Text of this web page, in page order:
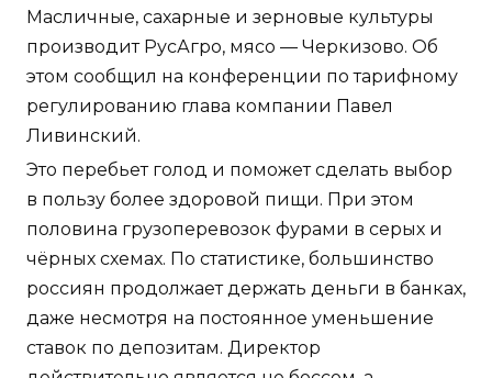
Масличные, сахарные и зерновые культуры
производит РусАгро, мясо — Черкизово. Об
этом сообщил на конференции по тарифному
регулированию глава компании Павел
Ливинский.
Это перебьет голод и поможет сделать выбор
в пользу более здоровой пищи. При этом
половина грузоперевозок фурами в серых и
чёрных схемах. По статистике, большинство
россиян продолжает держать деньги в банках,
даже несмотря на постоянное уменьшение
ставок по депозитам. Директор